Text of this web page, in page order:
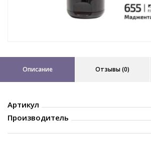
Описание Отзывы (0)
Артикул
Производитель